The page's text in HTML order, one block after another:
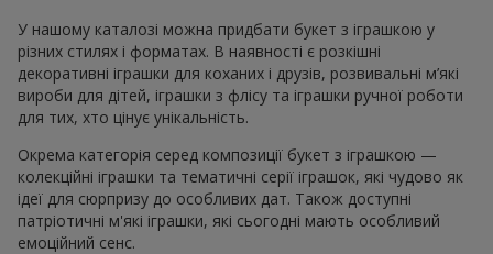
У нашому каталозі можна придбати букет з іграшкою у
різних стилях і форматах. В наявності є розкішні
декоративні іграшки для коханих і друзів, розвивальні м’які
вироби для дітей, іграшки з флісу та іграшки ручної роботи
для тих, хто цінує унікальність.
Окрема категорія серед композиції букет з іграшкою —
колекційні іграшки та тематичні серії іграшок, які чудово як
ідеї для сюрпризу до особливих дат. Також доступні
патріотичні м'які іграшки, які сьогодні мають особливий
емоційний сенс.